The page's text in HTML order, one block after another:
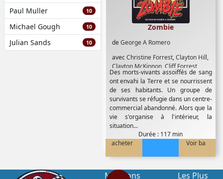
Paul Muller 10
Michael Gough 10
Julian Sands 10 deGeorge A Romero
avecChristine Forrest,Clayton Hill,
Clayton McKinnon, Cliff Forrest,
Daniel Dietrich,Dave Bartholomew,
Dave Hawkins,David Crawford,
David Early,David Emge ,Donna
Savini,Fred Baker,Gaylen Ross,
George A Romero,Howard Smith, J
Clifford Forrest Jr
,James A Baffico
Jay Stover
Del Gre,Jim Krut,Joe Shelby,John
Amplas
John Rice,
Joseph Pilato,Ken Foree,Larry
Maxine Lapiduss
Mike Christopher
Zombie
Des morts-vivants assoiffés de sang
ont envahi la Terre et se nourrissent
de ses habitants. Un groupe de
survivants se réfugie dans un centre-
commercial abandonné. Alors que la
vie s'organise à l'intérieur, la
situation...
Durée : 117 min
acheter
Voir ba
Mentions
Les Plus